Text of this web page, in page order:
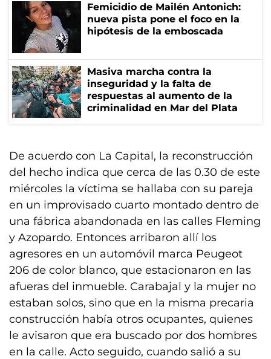
Femicidio de Mailén Antonich:
nueva pista pone el foco en la
hipótesis de la emboscada
Masiva marcha contra la
inseguridad y la falta de
respuestas al aumento de la
criminalidad en Mar del Plata
De acuerdo con La Capital, la reconstrucción
del hecho indica que cerca de las 0.30 de este
miércoles la víctima se hallaba con su pareja
en un improvisado cuarto montado dentro de
una fábrica abandonada en las calles Fleming
y Azopardo. Entonces arribaron allí los
agresores en un automóvil marca Peugeot
206 de color blanco, que estacionaron en las
afueras del inmueble. Carabajal y la mujer no
estaban solos, sino que en la misma precaria
construcción había otros ocupantes, quienes
le avisaron que era buscado por dos hombres
en la calle. Acto seguido, cuando salió a su